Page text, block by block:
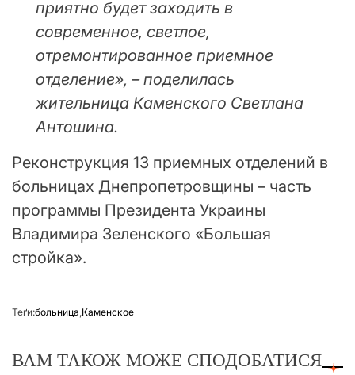
приятно будет заходить в
современное, светлое,
отремонтированное приемное
отделение», – поделилась
жительница Каменского Светлана
Антошина.
Реконструкция 13 приемных отделений в
больницах Днепропетровщины – часть
программы Президента Украины
Владимира Зеленского «Большая
стройка».
Теґи:больница,Каменское
ВАМ ТАКОЖ МОЖЕ СПОДОБАТИСЯ